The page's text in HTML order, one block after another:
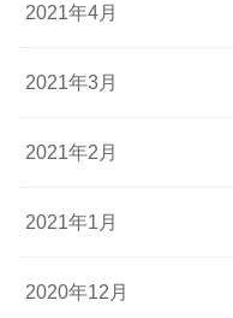
2021年4月
2021年3月
2021年2月
2021年1月
2020年12月